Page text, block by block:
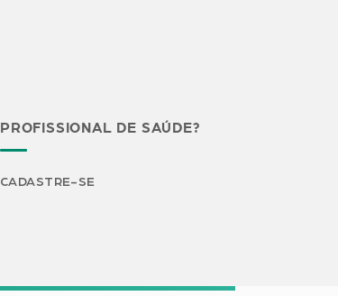
PROFISSIONAL DE SAÚDE?
CADASTRE-SE